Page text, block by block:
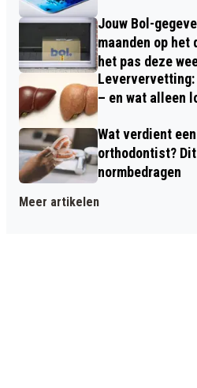
Jouw Bol-
maanden op het
het pas deze
– en wat alleen
Wat verdient
orthodontist?
normbedragen
Meer artikelen